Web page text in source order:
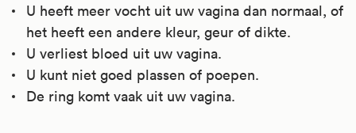
U heeft meer vocht uit uw vagina dan normaal, of
het heeft een andere kleur, geur of dikte.
U verliest bloed uit uw vagina.
U kunt niet goed plassen of poepen.
De ring komt vaak uit uw vagina.